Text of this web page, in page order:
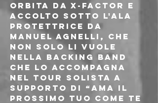
orbita da X-Factor e
accolto sotto l'ala
protettrice da
Manuel Agnelli, che
non solo li vuole
nella backing band
che lo accompagna
nel tour solista a
supporto di “Ama il
prossimo tuo come te